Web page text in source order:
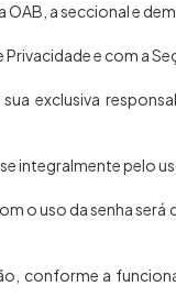
a seccional e
e com a
exclusiva
integralmente pelo
o uso da senha
conforme a